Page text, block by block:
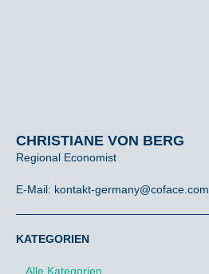
CHRISTIANE VON BERG
Regional Economist
E-Mail: kontakt-germany@coface.com
KATEGORIEN
Alle Kategorien